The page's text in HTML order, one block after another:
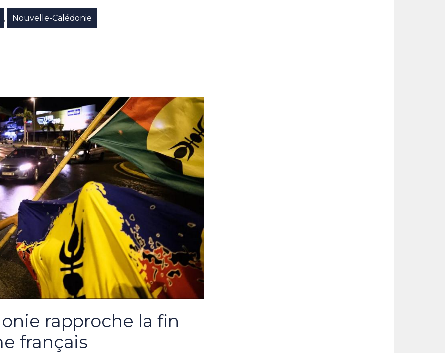
, Nouvelle-Calédonie
rapproche la fin
français